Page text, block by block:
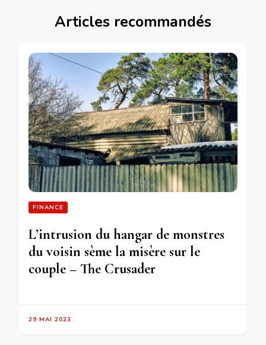
Articles recommandés
FINANCE
L’intrusion du hangar de monstres
du voisin sème la misère sur le
couple – The Crusader
29 MAI 2023